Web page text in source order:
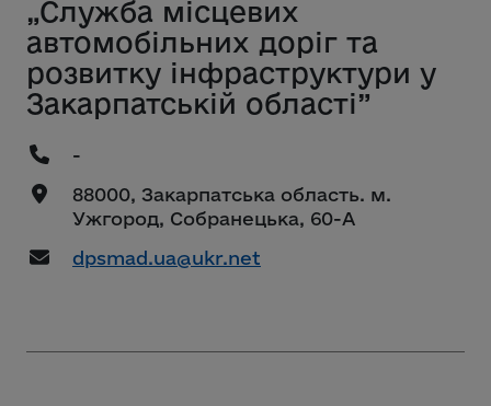
„Служба місцевих
автомобільних доріг та
розвитку інфраструктури у
Закарпатській області”
-
88000, Закарпатська область. м.
Ужгород, Собранецька, 60-А
dpsmad.ua@ukr.net